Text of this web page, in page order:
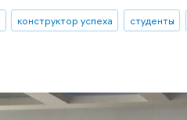
конструктор успеха студенты